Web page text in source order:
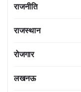
राजनीति
राजस्थान
रोजगार
लखनऊ